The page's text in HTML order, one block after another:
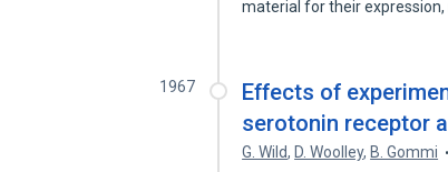
material for their expression,
1967
Effects of
serotonin receptor
G. Wild, D. Woolley, B. Gommi